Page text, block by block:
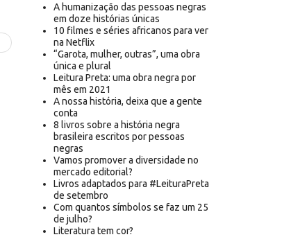
A humanização das pessoas negras
em doze histórias únicas
10 filmes e séries africanos para ver
na Netflix
“Garota, mulher, outras”, uma obra
única e plural
Leitura Preta: uma obra negra por
mês em 2021
A nossa história, deixa que a gente
conta
8 livros sobre a história negra
brasileira escritos por pessoas
negras
Vamos promover a diversidade no
mercado editorial?
Livros adaptados para #LeituraPreta
de setembro
Com quantos símbolos se faz um 25
de julho?
Literatura tem cor?